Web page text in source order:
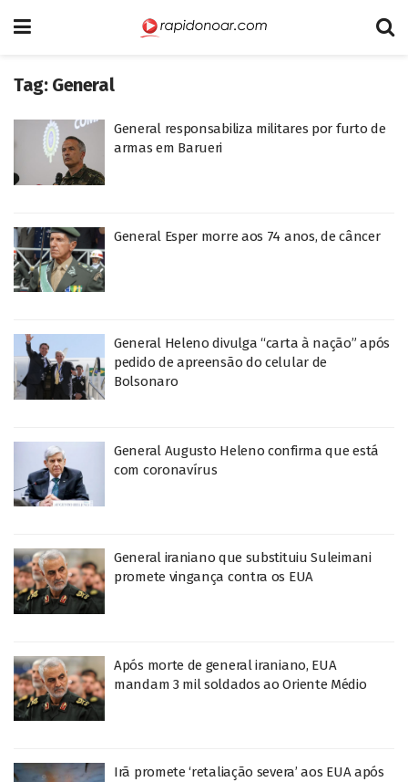
Tag: General
General responsabiliza militares por furto de
armas em Barueri
General Esper morre aos 74 anos, de câncer
General Heleno divulga “carta à nação” após
pedido de apreensão do celular de
Bolsonaro
General Augusto Heleno confirma que está
com coronavírus
General iraniano que substituiu Suleimani
promete vingança contra os EUA
Após morte de general iraniano, EUA
mandam 3 mil soldados ao Oriente Médio
Irã promete ‘retaliação severa’ aos EUA após